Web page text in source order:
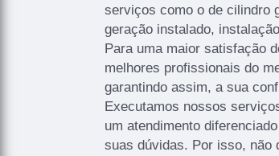
serviços como o de cilindro
geração instalado,
Para uma maior satisfação
melhores profissionais do
garantindo assim, a sua
Executamos nossos
um atendimento
suas dúvidas. Por isso, não